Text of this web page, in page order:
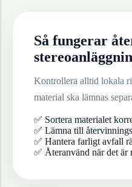
Så fungerar
Kontrollera alltid lokala
material ska lämnas
✅ Sortera materialet
✅ Lämna till
✅ Hantera farligt avfall
✅ Återanvänd när det är